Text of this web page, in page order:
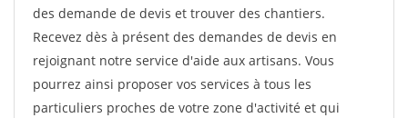
des demande de devis et trouver des chantiers.
Recevez dès à présent des demandes de devis en
rejoignant notre service d'aide aux artisans. Vous
pourrez ainsi proposer vos services à tous les
particuliers proches de votre zone d'activité et qui